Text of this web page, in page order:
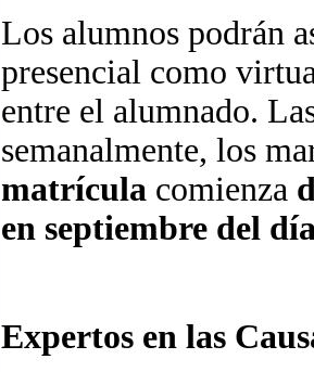
Los alumnos podrán
presencial como
entre el alumnado.
semanalmente, los
matrícula comienza
en septiembre del
Expertos en las